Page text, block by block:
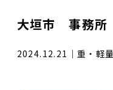
大垣市 事務
2024.12.21 ｜ 重・軽